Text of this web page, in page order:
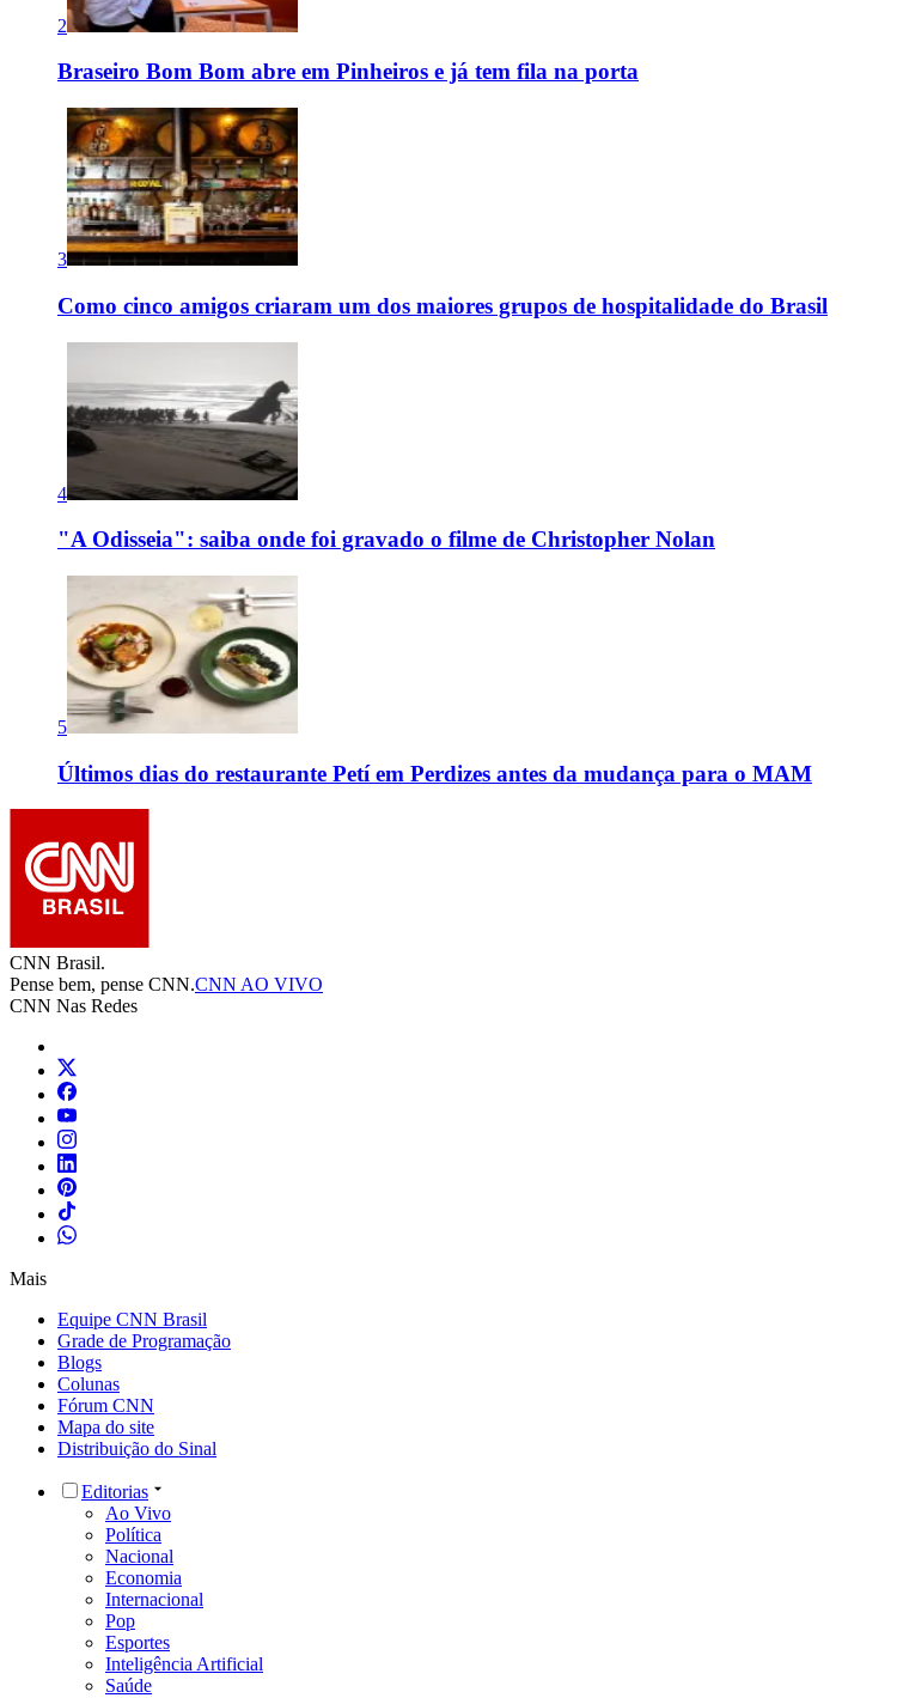
2
Braseiro Bom Bom abre em Pinheiros e já tem fila na porta
3
Como cinco amigos criaram um dos maiores grupos de hospitalidade do Brasil
4
"A Odisseia": saiba onde foi gravado o filme de Christopher Nolan
5
Últimos dias do restaurante Petí em Perdizes antes da mudança para o MAM
CNN Brasil.
Pense bem, pense CNN.CNN AO VIVO
CNN Nas Redes
Mais
Equipe CNN Brasil
Grade de Programação
Blogs
Colunas
Fórum CNN
Mapa do site
Distribuição do Sinal
Editorias
Ao Vivo
Política
Nacional
Economia
Internacional
Pop
Esportes
Inteligência Artificial
Saúde